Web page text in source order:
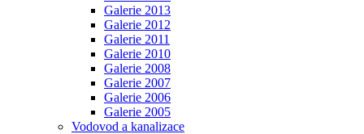
Galerie 2013
Galerie 2012
Galerie 2011
Galerie 2010
Galerie 2008
Galerie 2007
Galerie 2006
Galerie 2005
Vodovod a kanalizace